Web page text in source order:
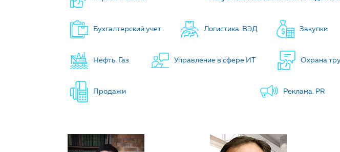
Бухгалтерский учет Логистика. ВЭД Закупки
Нефть. Газ Управление в сфере ИТ Охрана
Продажи Реклама. PR